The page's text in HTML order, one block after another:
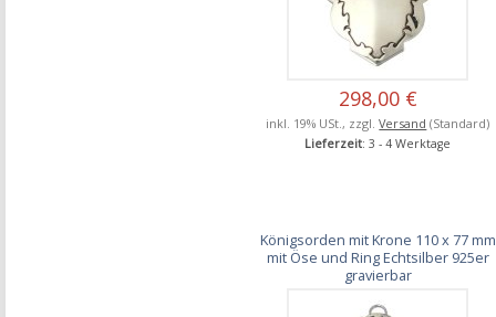
298,00 €
inkl. 19% USt., zzgl.Versand (Standard)
Lieferzeit: 3 - 4 Werktage
Königsorden mit Krone 110 x 77 mm
mit Öse und Ring Echtsilber 925er
gravierbar